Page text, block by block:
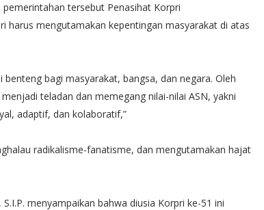
tersebut Penasihat Korpri
harus mengutamakan kepentingan masyarakat di atas
bagi masyarakat, bangsa, dan negara. Oleh
teladan dan memegang nilai-nilai ASN, yakni
adaptif, dan kolaboratif,”
radikalisme-fanatisme, dan mengutamakan hajat
menyampaikan bahwa diusia Korpri ke-51 ini